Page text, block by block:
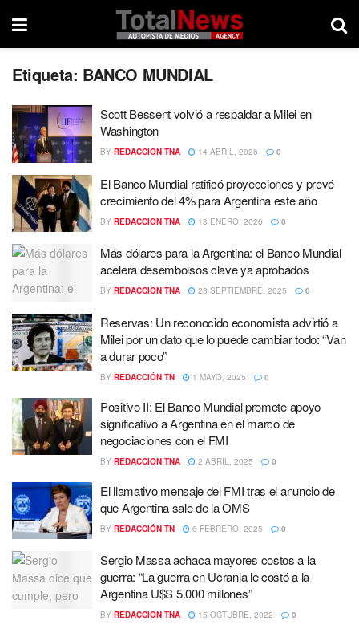
Etiqueta: BANCO MUNDIAL
Scott Bessent volvió a respaldar a Milei en
Washington
BY REDACCION TNA 14 ABRIL, 2026 0
El Banco Mundial ratificó proyecciones y prevé
crecimiento del 4% para Argentina este año
BY REDACCION TNA 13 ENERO, 2026 0
Más dólares para la Argentina: el Banco Mundial
acelera desembolsos clave ya aprobados
BY REDACCION TNA 23 SEPTIEMBRE, 2025 0
Reservas: Un reconocido economista advirtió a
Milei por un dato que lo puede cambiar todo: “Van
a durar poco”
BY REDACCIÓN TN 1 MAYO, 2025 0
Positivo II: El Banco Mundial promete apoyo
significativo a Argentina en el marco de
negociaciones con el FMI
BY REDACCION TNA 2 ABRIL, 2025 0
El llamativo mensaje del FMI tras el anuncio de
que Argentina sale de la OMS
BY REDACCIÓN TN 6 FEBRERO, 2025 0
Sergio Massa achaca mayores costos a la
guerra: “La guerra en Ucrania le costó a la
Argentina U$S 5.000 millones”
BY REDACCION TNA 15 OCTUBRE, 2022 0